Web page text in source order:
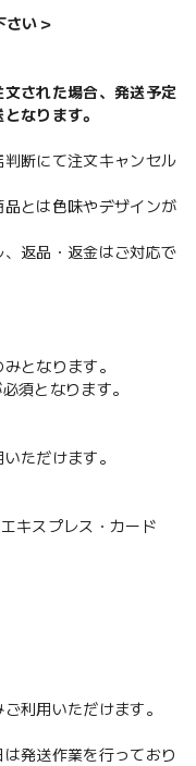
さい＞
文された場合、発送予定
なります。
判断にて注文キャンセル
品とは色味やデザインが
、返品・返金はご対応で
となります。
須となります。
ただけます。
キスプレス・カード
利用いただけます。
発送作業を行っており